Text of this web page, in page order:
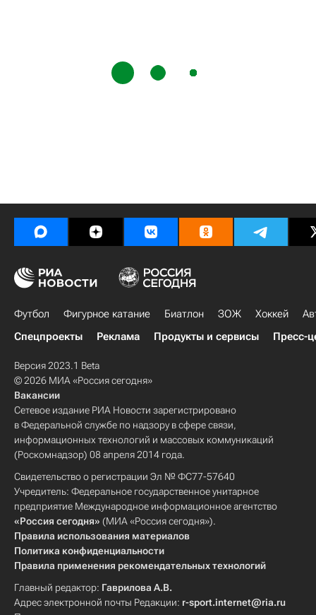
Футбол Фигурное катание Биатлон ЗОЖ Хоккей
Спецпроекты
Реклама Продукты и сервисы Пресс-
Версия 2023.1 Beta
© 2026 МИА «Россия сегодня»
Вакансии
Сетевое издание РИА Новости зарегистрировано
в Федеральной службе по надзору в сфере связи,
информационных технологий и массовых коммуникаций
(Роскомнадзор) 08 апреля 2014 года.
Свидетельство о регистрации Эл № ФС77-57640
Учредитель: Федеральное государственное унитарное
предприятие Международное информационное агентство
«Россия сегодня» (МИА «Россия сегодня»).
Правила использования материалов
Политика конфиденциальности
Правила применения рекомендательных технологий
Главный редактор: Гаврилова А.В.
Адрес электронной почты Редакции: r-sport.internet@ria.ru